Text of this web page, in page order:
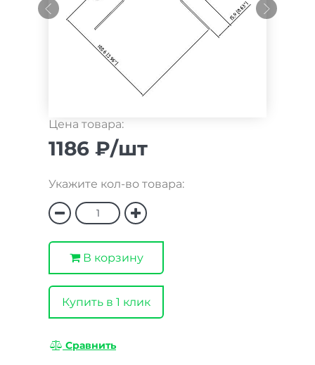
Цена товара:
1186 ₽/шт
Укажите кол-во товара:
В корзину
Купить в 1 клик
Сравнить